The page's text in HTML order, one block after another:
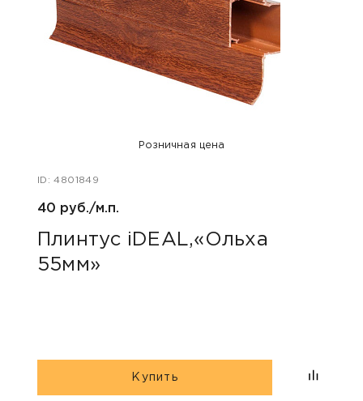
Розничная цена
ID: 4801849
40 руб./м.п.
Плинтус iDEAL,«Ольха
55мм»
Купить